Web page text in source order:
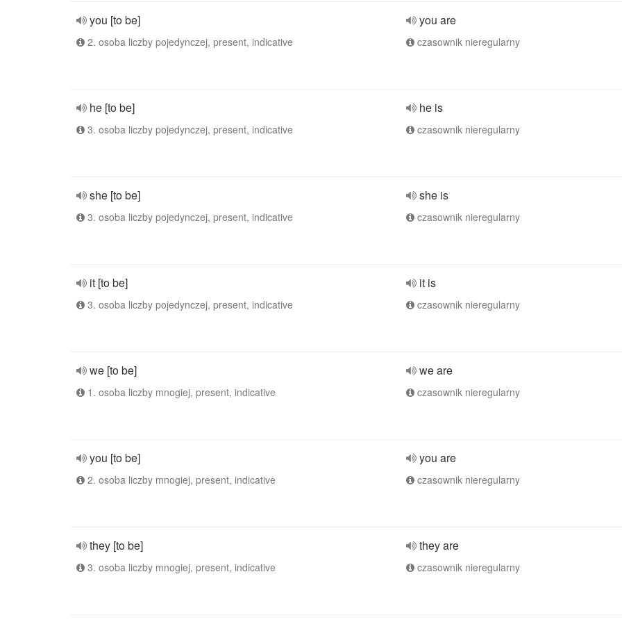
you [to be]
2. osoba liczby pojedynczej, present, indicative
you are
czasownik nieregularny
he [to be]
3. osoba liczby pojedynczej, present, indicative
he is
czasownik nieregularny
she [to be]
3. osoba liczby pojedynczej, present, indicative
she is
czasownik nieregularny
it [to be]
3. osoba liczby pojedynczej, present, indicative
it is
czasownik nieregularny
we [to be]
1. osoba liczby mnogiej, present, indicative
we are
czasownik nieregularny
you [to be]
2. osoba liczby mnogiej, present, indicative
you are
czasownik nieregularny
they [to be]
3. osoba liczby mnogiej, present, indicative
they are
czasownik nieregularny